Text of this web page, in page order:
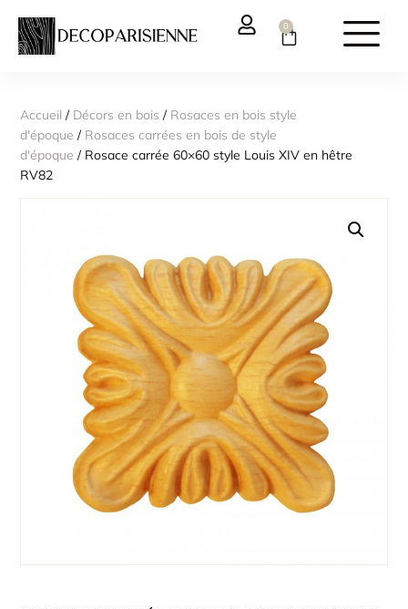
0
Accueil / Décors en bois / Rosaces en bois style
d'époque / Rosaces carrées en bois de style
d'époque / Rosace carrée 60×60 style Louis XIV en hêtre
RV82